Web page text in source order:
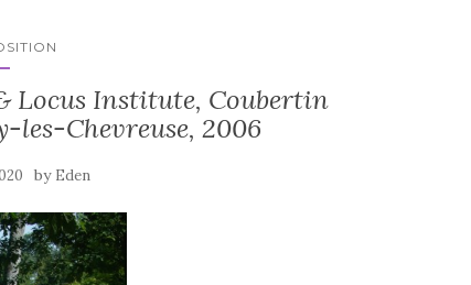
Locus Institute, Coubertin
les-Chevreuse, 2006
by Eden